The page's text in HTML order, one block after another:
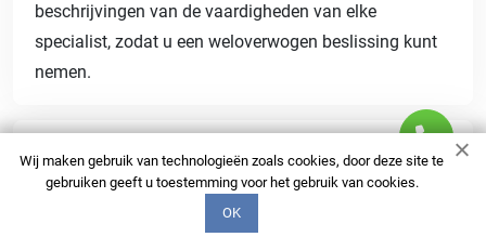
beschrijvingen van de vaardigheden van elke
specialist, zodat u een weloverwogen beslissing kunt
nemen.
Vraag: Wat is de deadline voor voltooiing van
de werkzaamheden?
Wij maken gebruik van technologieën zoals cookies, door deze site te
gebruiken geeft u toestemming voor het gebruik van cookies.
OK